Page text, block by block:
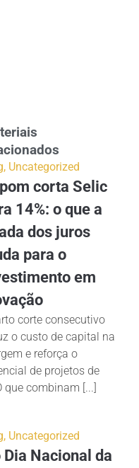
, Uncategorized
corta Selic
14%: o que a
dos juros
para o
em
corte consecutivo
o custo de capital na
e reforça o
de projetos de
que combinam [...]
, Uncategorized
Dia Nacional da